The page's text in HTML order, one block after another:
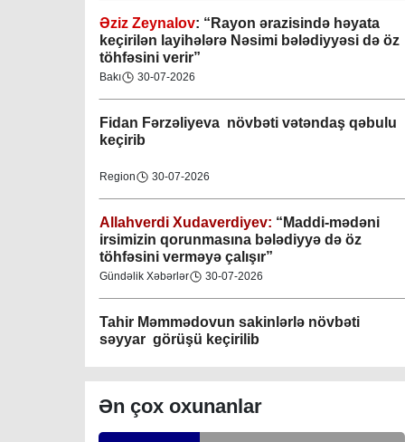
Əziz Zeynalov: “Rayon ərazisində həyata
keçirilən layihələrə Nəsimi bələdiyyəsi də öz
töhfəsini verir”
Bakı 30-07-2026
Fidan Fərzəliyeva növbəti vətəndaş qəbulu
keçirib
Region 30-07-2026
Allahverdi Xudaverdiyev: “Maddi-mədəni
irsimizin qorunmasına bələdiyyə də öz
töhfəsini verməyə çalışır”
Gündəlik Xəbərlər 30-07-2026
Tahir Məmmədovun sakinlərlə növbəti
səyyar görüşü keçirilib
Elşad Vəliyev:
təmin olunması və fövqəladə hallara operativ
Ən çox oxunanlar
Gəncə şəhəri Nizami bələdiyyəsi
08-04-2023
M.Ə.Rəsuzladə bələdiyyəsi
07-04-2023
Xətai bələdiyyəsi
07-04-2023
Mingəçevir bələdiyyəsi
06-04-2023
Nəsimi bələdiyyəsi
06-04-2023
Nərimanov bələdiyyəsi
06-04-2023